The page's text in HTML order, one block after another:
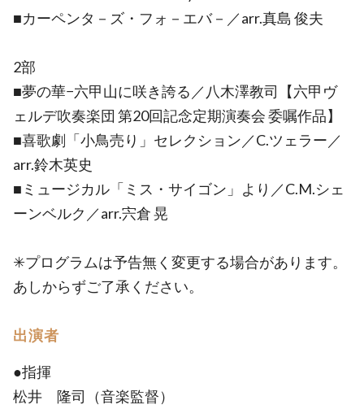
■カーペンタ－ズ・フォ－エバ－／arr.真島 俊夫
2部
■夢の華−六甲山に咲き誇る／八木澤教司【六甲ヴ
ェルデ吹奏楽団 第20回記念定期演奏会 委嘱作品】
■喜歌劇「小鳥売り」セレクション／C.ツェラー／
arr.鈴木英史
■ミュージカル「ミス・サイゴン」より／C.M.シェ
ーンベルク／arr.宍倉 晃
✳プログラムは予告無く変更する場合があります。
あしからずご了承ください。
出演者
●指揮
松井 隆司（音楽監督）